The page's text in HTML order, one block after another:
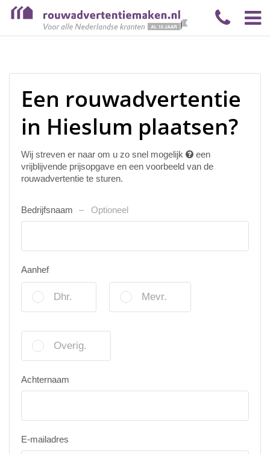
Een rouwadvertentie
in Hieslum plaatsen?
Wij streven er naar om u zo snel mogelijk
een
vrijblijvende prijsopgave en een voorbeeld van de
rouwadvertentie te sturen.
Bedrijfsnaam Optioneel
Aanhef
Dhr. Mevr.
Overig.
Achternaam
E-mailadres